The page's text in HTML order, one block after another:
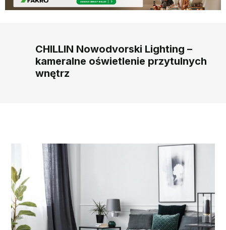
CHILLIN Nowodvorski Lighting –
kameralne oświetlenie przytulnych
wnętrz